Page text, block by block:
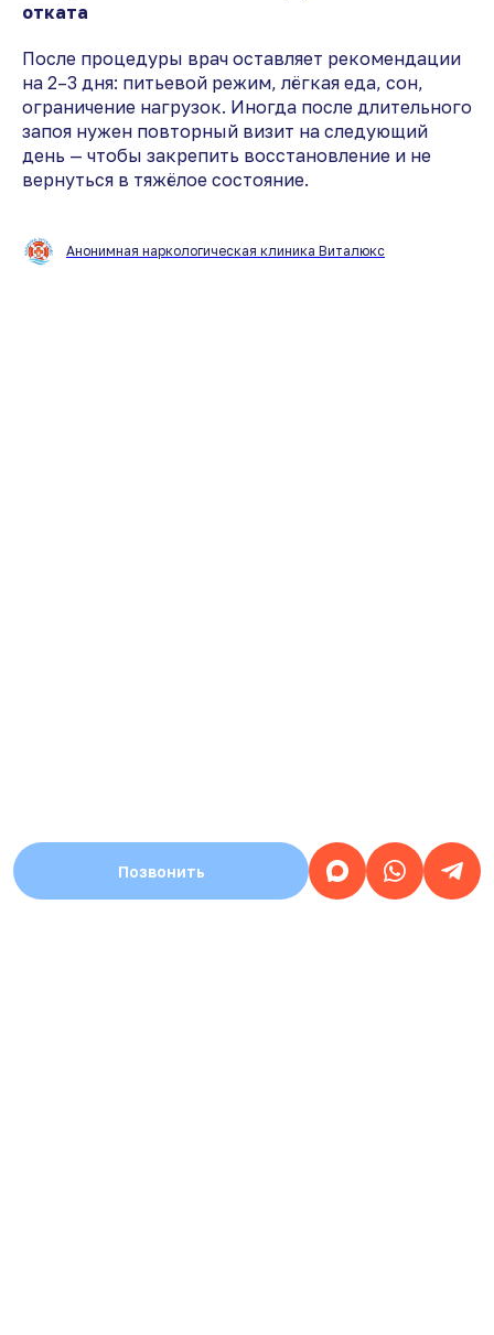
отката
После процедуры врач оставляет рекомендации
на 2–3 дня: питьевой режим, лёгкая еда, сон,
ограничение нагрузок. Иногда после длительного
запоя нужен повторный визит на следующий
день — чтобы закрепить восстановление и не
вернуться в тяжёлое состояние.
Анонимная наркологическая клиника Виталюкс
Позвонить